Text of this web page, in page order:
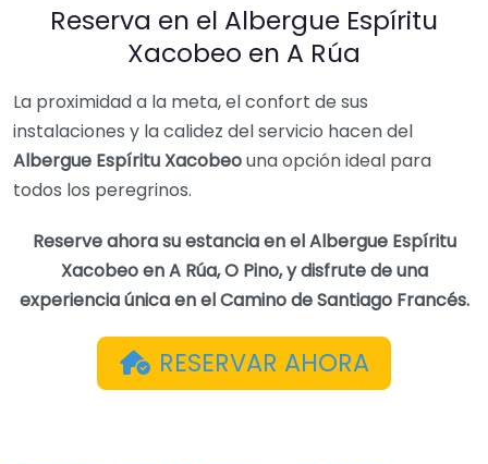
Reserva en el Albergue Espíritu
Xacobeo en A Rúa
La proximidad a la meta, el confort de sus
instalaciones y la calidez del servicio hacen del
Albergue Espíritu Xacobeouna opción ideal para
todos los peregrinos.
Reserve ahora su estancia en el Albergue Espíritu
Xacobeo en A Rúa, O Pino, y disfrute de una
experiencia única en el Camino de Santiago Francés.
RESERVAR AHORA